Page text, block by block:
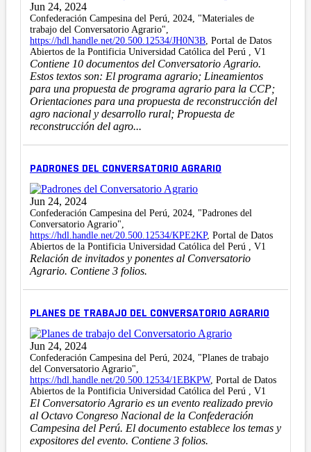
Jun 24, 2024
Confederación Campesina del Perú, 2024, "Materiales de
trabajo del Conversatorio Agrario",
https://hdl.handle.net/20.500.12534/JH0N3B, Portal de Datos
Abiertos de la Pontificia Universidad Católica del Perú , V1
Contiene 10 documentos del Conversatorio Agrario.
Estos textos son: El programa agrario; Lineamientos
para una propuesta de programa agrario para la CCP;
Orientaciones para una propuesta de reconstrucción del
agro nacional y desarrollo rural; Propuesta de
reconstrucción del agro...
PADRONES DEL CONVERSATORIO AGRARIO
Jun 24, 2024
Confederación Campesina del Perú, 2024, "Padrones del
Conversatorio Agrario",
https://hdl.handle.net/20.500.12534/KPE2KP, Portal de Datos
Abiertos de la Pontificia Universidad Católica del Perú , V1
Relación de invitados y ponentes al Conversatorio
Agrario. Contiene 3 folios.
PLANES DE TRABAJO DEL CONVERSATORIO AGRARIO
Jun 24, 2024
Confederación Campesina del Perú, 2024, "Planes de trabajo
del Conversatorio Agrario",
https://hdl.handle.net/20.500.12534/1EBKPW, Portal de Datos
Abiertos de la Pontificia Universidad Católica del Perú , V1
El Conversatorio Agrario es un evento realizado previo
al Octavo Congreso Nacional de la Confederación
Campesina del Perú. El documento establece los temas y
expositores del evento. Contiene 3 folios.